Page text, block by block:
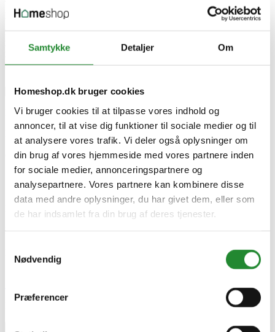
Samtykke Detaljer Om
Homeshop.dk bruger cookies
Vi bruger cookies til at tilpasse vores indhold og
annoncer, til at vise dig funktioner til sociale medier og til
at analysere vores trafik. Vi deler også oplysninger om
din brug af vores hjemmeside med vores partnere inden
for sociale medier, annonceringspartnere og
analysepartnere. Vores partnere kan kombinere disse
data med andre oplysninger, du har givet dem, eller som
de har indsamlet fra din brug af deres tjenester.
Nødvendig
Præferencer
Hjul:Hjul i stål
Produktvægt:69,5 kg
Produktinformation
Heat C-335
Grill type
Gas
Specifikke referencer
Lev. varenr.
100002734
EAN
7611984052515